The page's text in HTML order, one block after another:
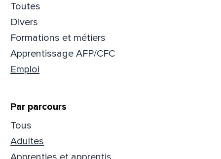
Toutes
Divers
Formations et métiers
Apprentissage AFP/CFC
Emploi
Par parcours
Tous
Adultes